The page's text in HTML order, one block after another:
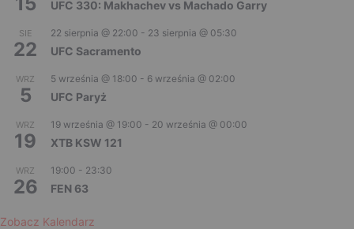
UFC 330: Makhachev vs Machado Garry
SIE
22
22 sierpnia @ 22:00 - 23 sierpnia @ 05:30
UFC Sacramento
WRZ
5
5 września @ 18:00 - 6 września @ 02:00
UFC Paryż
WRZ
19
19 września @ 19:00 - 20 września @ 00:00
XTB KSW 121
WRZ
26
19:00 - 23:30
FEN 63
Zobacz Kalendarz